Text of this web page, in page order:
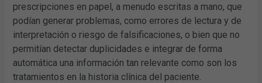
prescripciones en papel, a menudo escritas a mano, que
podían generar problemas, como errores de lectura y de
interpretación o riesgo de falsificaciones, o bien que no
permitían detectar duplicidades e integrar de forma
automática una información tan relevante como son los
tratamientos en la historia clínica del paciente.